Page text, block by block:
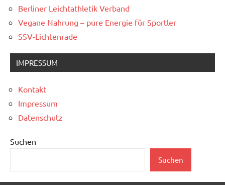
Berliner Leichtathletik Verband
Vegane Nahrung – pure Energie für Sportler
SSV-Lichtenrade
IMPRESSUM
Kontakt
Impressum
Datenschutz
Suchen
Suchen